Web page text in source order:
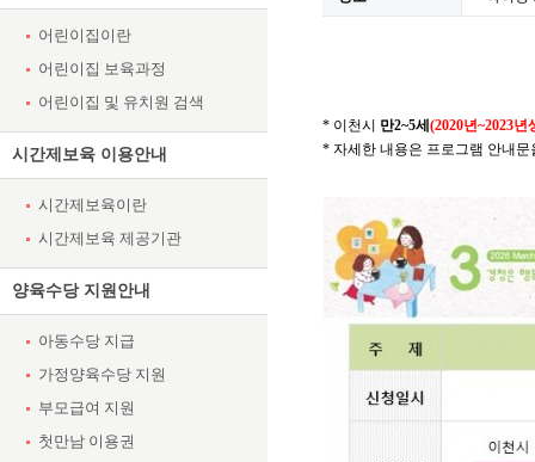
어린이집이란
어린이집 보육과정
어린이집 및 유치원 검색
시간제보육 이용안내
시간제보육이란
시간제보육 제공기관
양육수당 지원안내
아동수당 지급
가정양육수당 지원
부모급여 지원
첫만남 이용권
* 이천시 만2~5세 (2020년~2023년
* 자세한 내용은 프로그램 안내